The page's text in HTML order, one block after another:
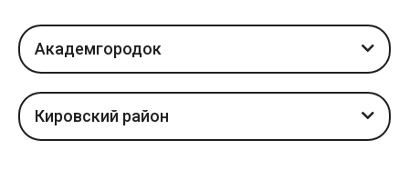
Академгородок
Кировский район